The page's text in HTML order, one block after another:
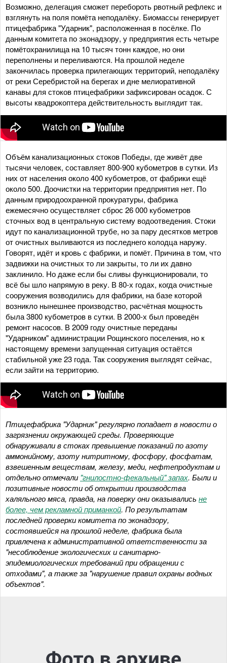
Возможно, делегация сможет перебороть рвотный рефлекс и
взглянуть на поля помёта неподалёку. Биомассы генерирует
птицефабрика "Ударник", расположенная в посёлке. По
данным комитета по эконадзору, у предприятия есть четыре
помётохранилища на 10 тысяч тонн каждое, но они
переполнены и переливаются. На прошлой неделе
закончилась проверка прилегающих территорий, неподалёку
от реки Серебристой на берегах и дне мелиоративной
канавы для стоков птицефабрики зафиксирован осадок. С
высоты квадрокоптера действительность выглядит так.
Виедо: эколог Сергей Грибалев
Объём канализационных стоков Победы, где живёт две
тысячи человек, составляет 800-900 кубометров в сутки. Из
них от населения около 400 кубометров, от фабрики ещё
около 500. Доочистки на территории предприятия нет. По
данным природоохранной прокуратуры, фабрика
ежемесячно осуществляет сброс 26 000 кубометров
сточных вод в центральную систему водоотведения. Стоки
идут по канализационной трубе, но за пару десятков метров
от очистных выливаются из последнего колодца наружу.
Говорят, идёт и кровь с фабрики, и помёт. Причина в том, что
задвижки на очистных то ли закрыты, то ли их давно
заклинило. Но даже если бы сливы функционировали, то
всё бы шло напрямую в реку. В 80-х годах, когда очистные
сооружения возводились для фабрики, на базе которой
возникло нынешнее производство, расчётная мощность
была 3800 кубометров в сутки. В 2000-х был проведён
ремонт насосов. В 2009 году очистные переданы
"Ударником" администрации Рощинского поселения, но к
настоящему времени запущенная ситуация остаётся
стабильной уже 23 года. Так сооружения выглядят сейчас,
если зайти на территорию.
Видео: Ирина Чепурнова
Птицефабрика "Ударник" регулярно попадает в новости о
загрязнении окружающей среды. Проверяющие
обнаруживали в стоках превышение показаний по азоту
аммонийному, азоту нитритному, фосфору, фосфатам,
взвешенным веществам, железу, меди, нефтепродуктам и
отдельно отмечали "гнилостно-фекальный" запах. Были и
позитивные новости об открытии производства
халяльного мяса, правда, на поверку они оказывались не
более, чем рекламной приманкой. По результатам
последней проверки комитета по эконадзору,
состоявшейся на прошлой неделе, фабрика была
привлечена к административной ответственности за
"несоблюдение экологических и санитарно-
эпидемиологических требований при обращении с
отходами", а также за "нарушение правил охраны водных
объектов".